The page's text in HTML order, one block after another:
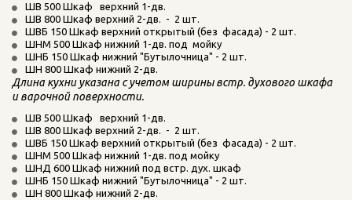
ШВ 500 Шкаф   верхний 1-дв.
ШВ 800 Шкаф верхний 2-дв.  -  2 шт.
ШВБ 150 Шкаф верхний открытый (без  фасада) - 2 шт.
ШНМ 500 Шкаф нижний 1-дв. под  мойку
ШНБ 150 Шкаф нижний "Бутылочница" - 2 шт.
ШН 800 Шкаф нижний 2-дв.
Длина кухни указана с учетом ширины встр. духового шкафа
и варочной поверхности.
ШВ 500 Шкаф   верхний 1-дв.
ШВ 800 Шкаф верхний 2-дв.  -  2 шт.
ШВБ 150 Шкаф верхний открытый (без  фасада) - 2 шт.
ШНМ 500 Шкаф нижний 1-дв. под мойку
ШНД 600 Шкаф нижний под встр. дух. шкаф
ШНБ 150 Шкаф нижний "Бутылочница" - 2 шт.
ШН 800 Шкаф нижний 2-дв.